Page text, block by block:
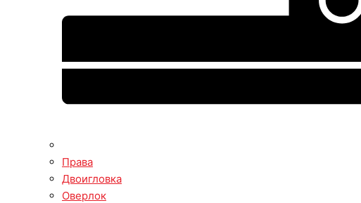
Права
Двоигловка
Оверлок